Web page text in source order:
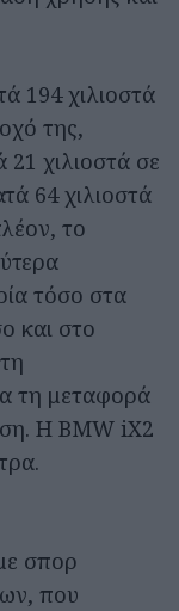
194 χιλιοστά
της,
21 χιλιοστά σε
64 χιλιοστά
το
τόσο στα
και στο
τη μεταφορά
Η BMW iX2
σπορ
που